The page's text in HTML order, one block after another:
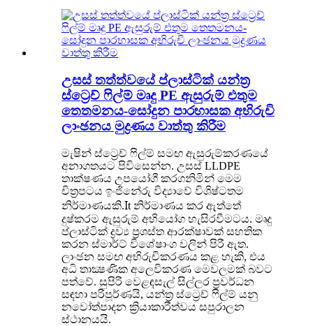
උසස් තත්ත්වයේ ප්ලාස්ටික් යන්ත්‍ර
ස්ට්‍රෙච් ෆිල්ම් මෘදු PE ඇසුරුම් එතුම
තෙතමනය-සෝදුන පාරභාසක අභිරුචි
ලාංඡනය මුද්‍රණය වාත්තු කිරීම
මැෂින් ස්ට්‍රෙච් ෆිල්ම් සමඟ ඇසුරුම්කරණයේ
අනාගතයට පිවිසෙන්න. උසස් LLDPE
තාක්ෂණය උපයෝගී කරගනිමින් මෙම
චිත්‍රපටය ඉංජිනේරු විද්‍යාවේ විශිෂ්ටතම
නිර්මාණයකි.It නිර්මාණය කර ඇත්තේ
දුෂ්කරම ඇසුරුම් අභියෝග හැසිරවීමටය. මෘදු
ප්ලාස්ටික් ද්‍රව්‍ය ප්‍රශස්ත ආරක්ෂාවක් සහතික
කරන ස්මාර්ට් විශේෂාංග වලින් පිරී ඇත.
ලාංඡන සමඟ අභිරුචිකරණය කළ හැකි, එය
අධි තාක්‍ෂණික අලෙවිකරණ මෙවලමක් බවට
පත්වේ. සුපිරි වෙළඳසැල් සිල්ලර ප්‍රවර්ධන
සඳහා පරිපූර්ණයි, යන්ත්‍ර ස්ට්‍රෙච් ෆිල්ම් යනු
නවෝත්පාදන ක්‍රියාකාරීත්වය සපුරාලන
ස්ථානයයි.